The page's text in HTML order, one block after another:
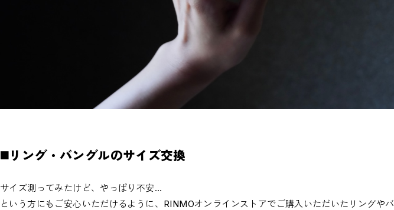
◼️ リング・バングルのサイズ交換
サイズ測ってみたけど、やっぱり不安…
という方にもご安心いただけるように、RINMOオンラインストアでご購入いただいたリングやバ